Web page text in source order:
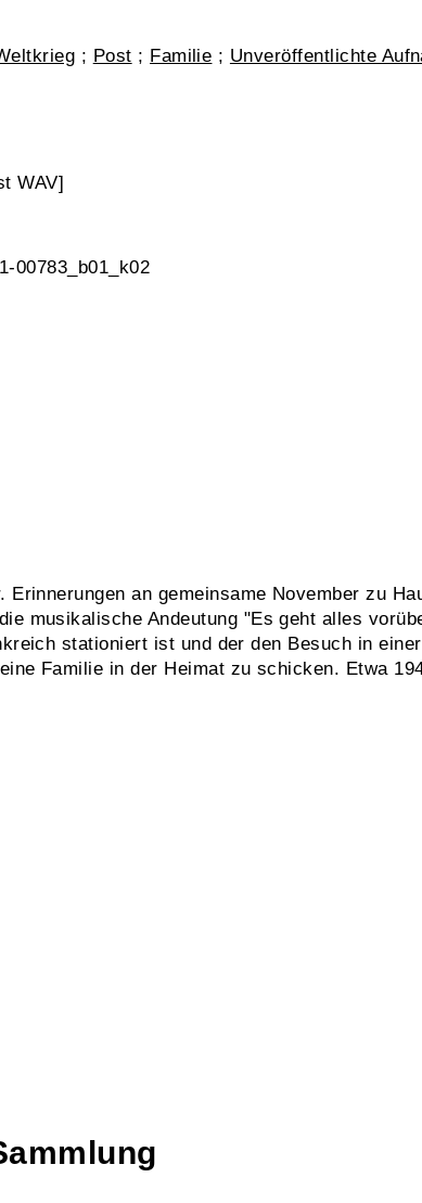
; Post ; Familie ; Unveröffentlichte
WAV]
00783_b01_k02
an gemeinsame November zu
musikalische Andeutung "Es geht alles
stationiert ist und der den Besuch in
Familie in der Heimat zu schicken. Etwa